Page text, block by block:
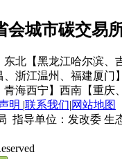
城市碳交易
东北【黑龙江哈尔滨、
浙江温州、福建厦门】
海西宁】 西南【重庆
明 |联系我们|网站地图
指导单位：发改委 生